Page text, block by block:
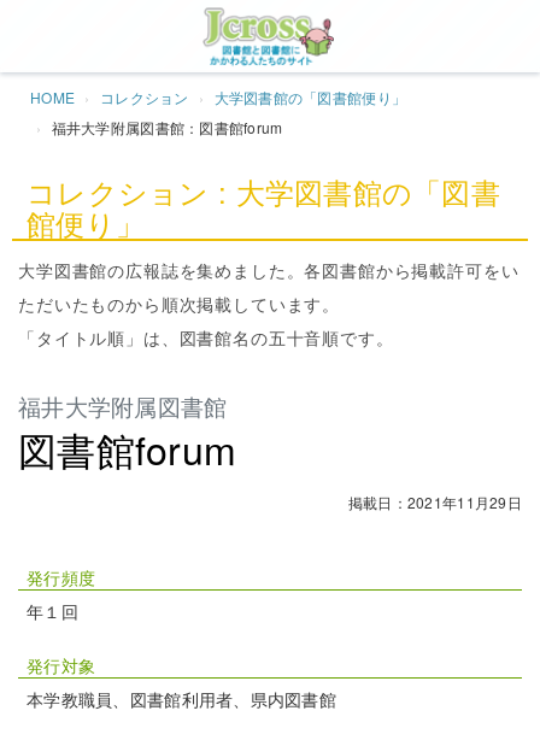
HOME コレクション
大学図書館の「図書館便り」
福井大学附属図書館：図書館forum
コレクション : 大学図書館の「図書
館便り」
大学図書館の広報誌を集めました。各図書館から掲載許可をい
ただいたものから順次掲載しています。
「タイトル順」は、図書館名の五十音順です。
福井大学附属図書館
図書館forum
掲載日：2021年11月29日
発行頻度
年１回
発行対象
本学教職員、図書館利用者、県内図書館